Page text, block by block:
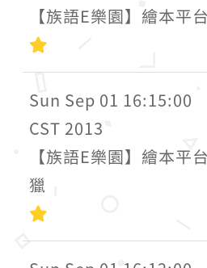
【族語E樂園】繪本平
Sun Sep 01 16:15:00
CST 2013
【族語E樂園】繪本平
獵